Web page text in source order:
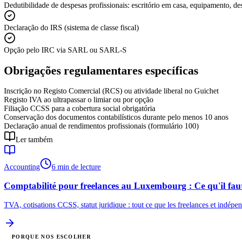
Dedutibilidade de despesas profissionais: escritório em casa, equipamento,
Declaração do IRS (sistema de classe fiscal)
Opção pelo IRC via SARL ou SARL-S
Obrigações regulamentares específicas
Inscrição no Registo Comercial (RCS) ou atividade liberal no Guichet
Registo IVA ao ultrapassar o limiar ou por opção
Filiação CCSS para a cobertura social obrigatória
Conservação dos documentos contabilísticos durante pelo menos 10 anos
Declaração anual de rendimentos profissionais (formulário 100)
Ler também
Accounting 6 min de lecture
Comptabilité pour freelances au Luxembourg : Ce qu'il
TVA, cotisations CCSS, statut juridique : tout ce que les freelances et
PORQUE NOS ESCOLHER